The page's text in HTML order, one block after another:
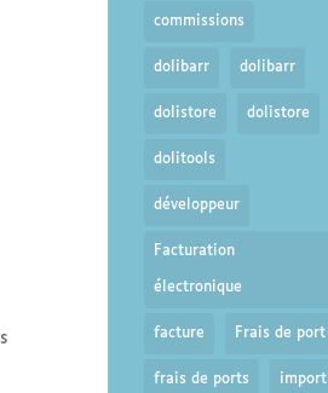
commissions
dolibarr dolibarr
dolistore dolistore
dolitools
développeur
Facturation
électronique
facture Frais de port
frais de ports import